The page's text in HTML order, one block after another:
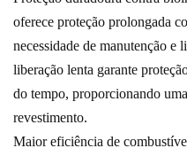
oferece proteção prolongada
necessidade de manutenção e
liberação lenta garante
do tempo, proporcionando
revestimento.
Maior eficiência de